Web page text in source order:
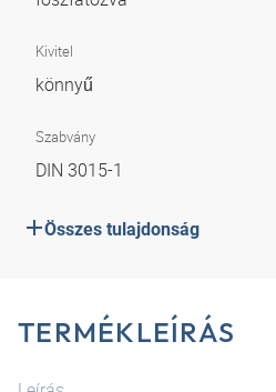
Kivitel
könnyű
Szabvány
DIN 3015-1
Összes tulajdonság
TERMÉKLEÍRÁS